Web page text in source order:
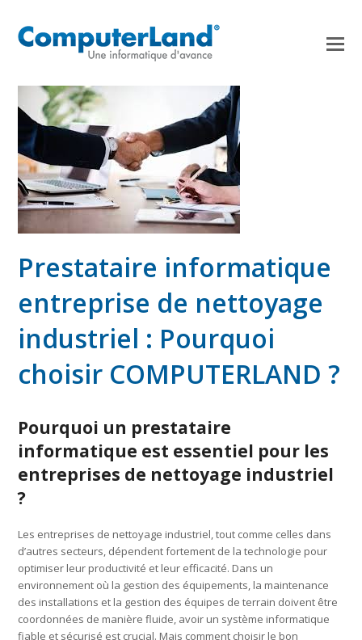
Prestataire informatique
entreprise de nettoyage
industriel : Pourquoi
choisir COMPUTERLAND ?
Pourquoi un prestataire
informatique est essentiel pour les
entreprises de nettoyage industriel
?
Les entreprises de nettoyage industriel, tout comme celles dans
d’autres secteurs, dépendent fortement de la technologie pour
optimiser leur productivité et leur efficacité. Dans un
environnement où la gestion des équipements, la maintenance
des installations et la gestion des équipes de terrain doivent être
coordonnées de manière fluide, avoir un système informatique
fiable et sécurisé est crucial. Mais comment choisir le bon